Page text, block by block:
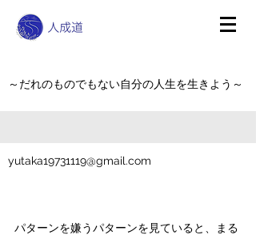
～だれのものでもない自分の人生を生きよう～
yutaka19731119@gmail.com
パターンを嫌うパターンを見ていると、まる